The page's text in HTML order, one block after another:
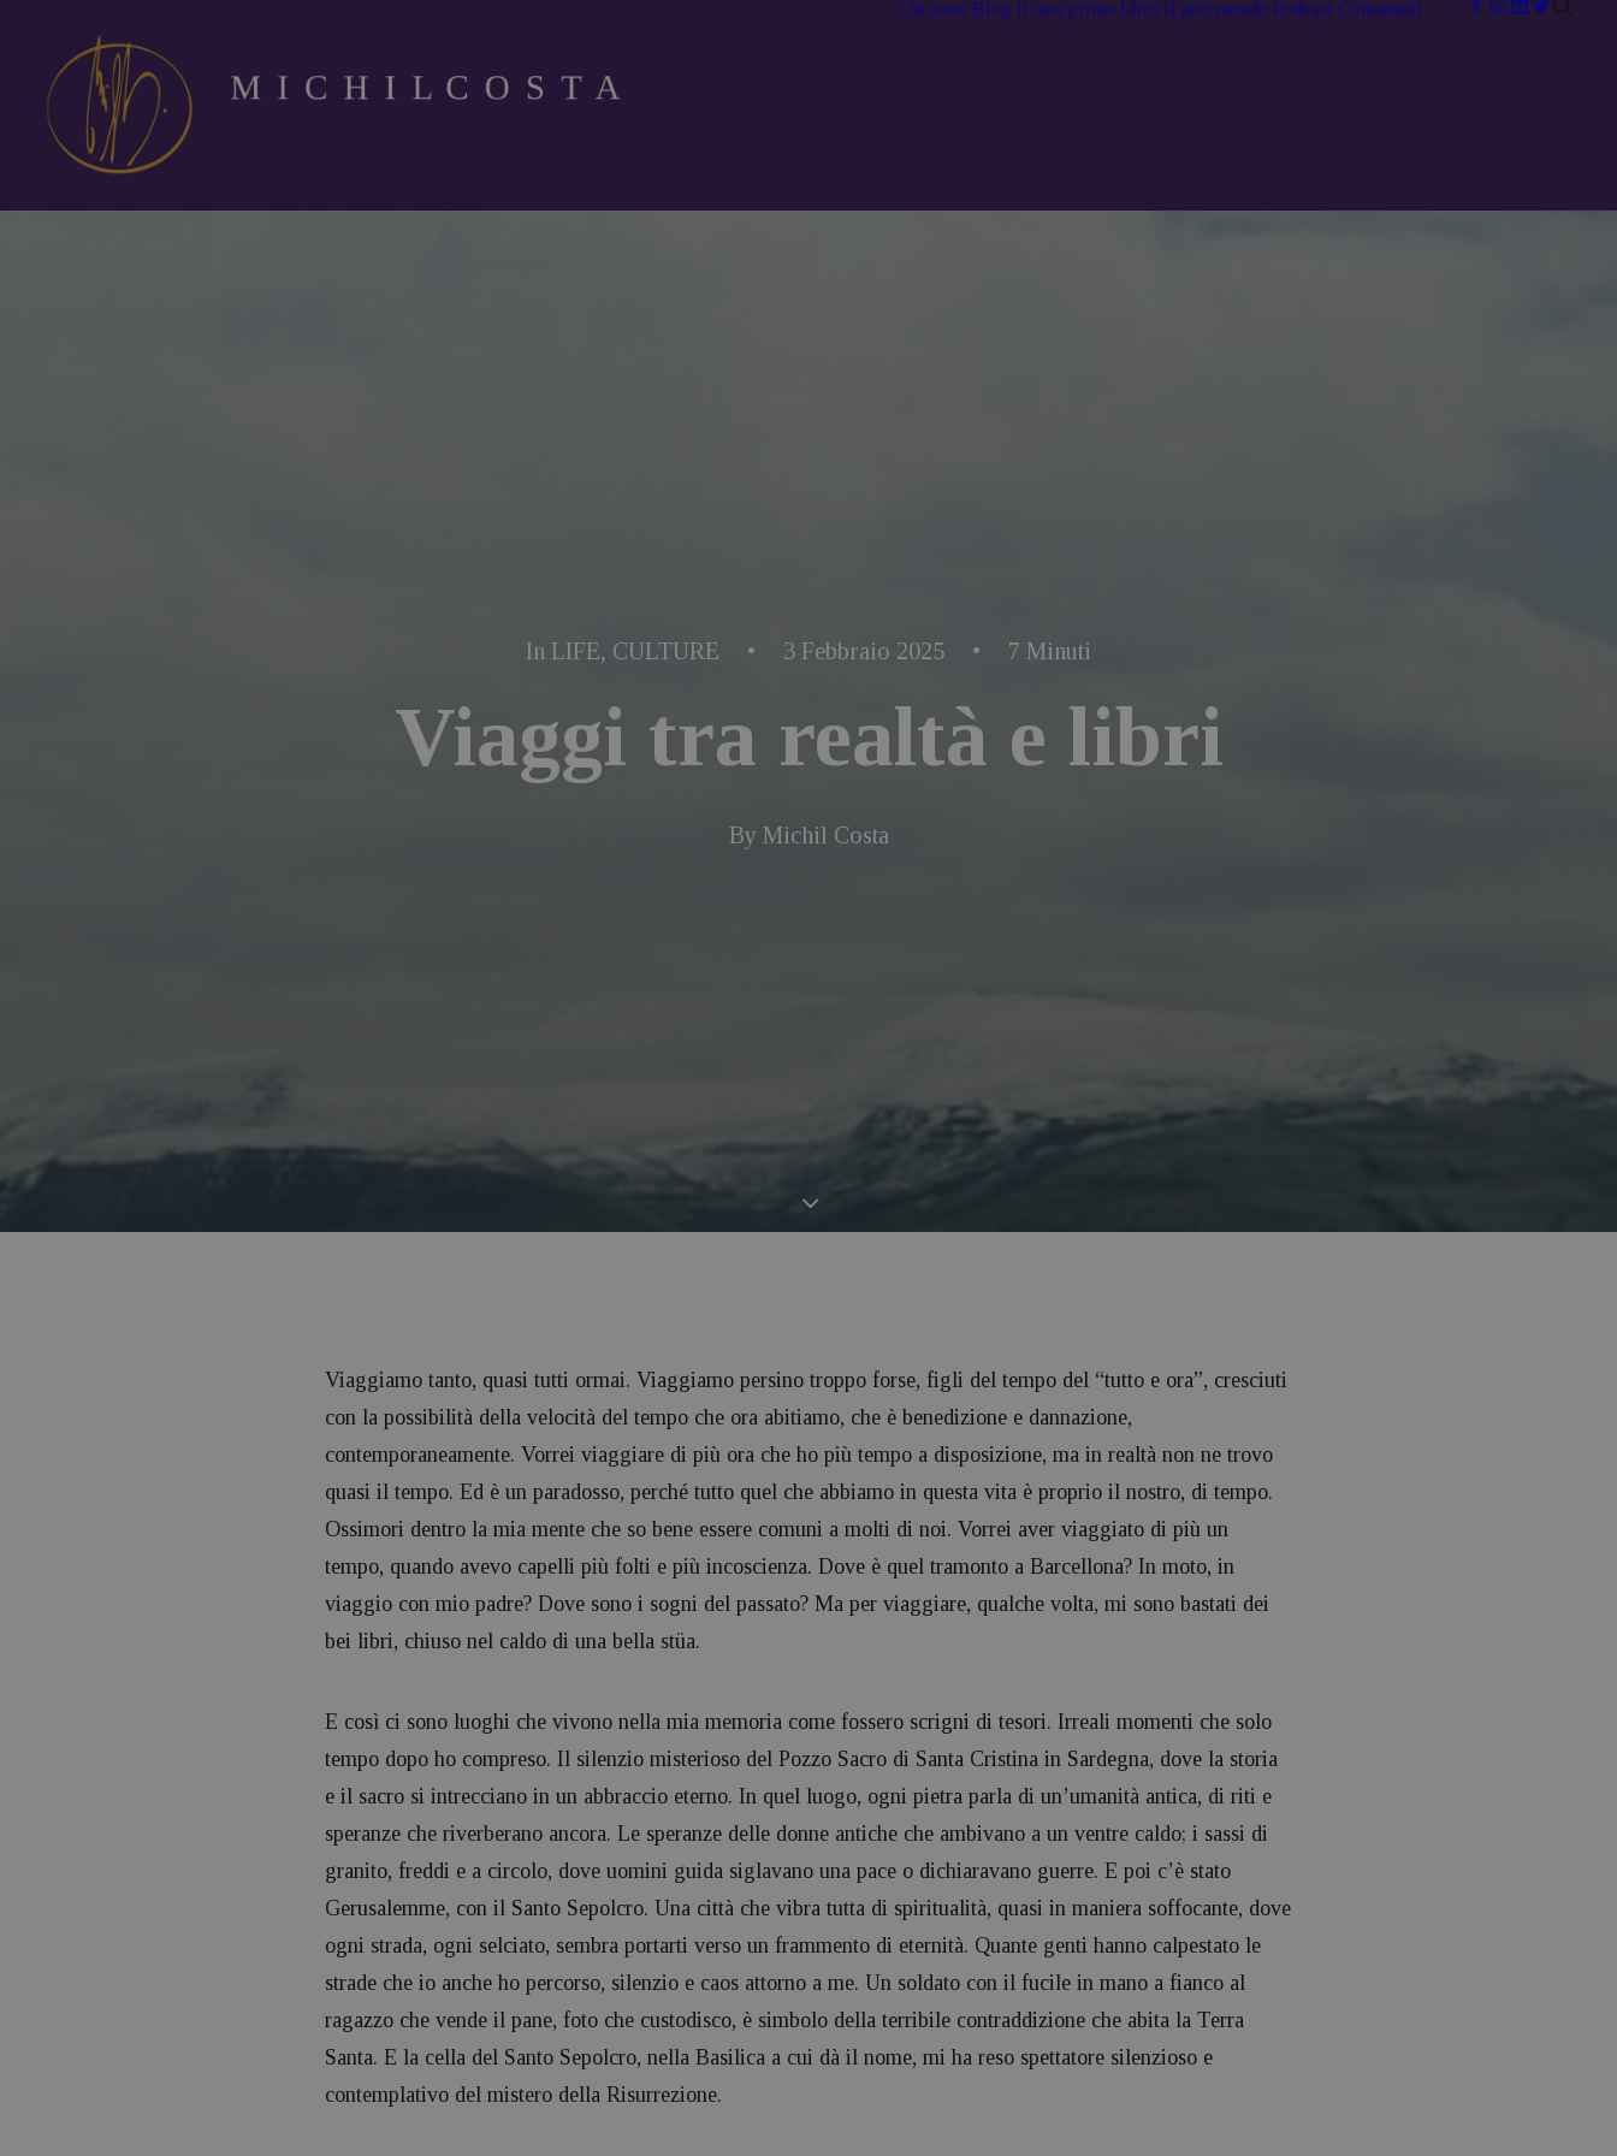
Chi sono Blog Il mio primo libro Il mio mondo Podcast Contattami
In LIFE, CULTURE • 3 Febbraio 2025 • 7 Minuti
Viaggi tra realtà e libri
By Michil Costa
Viaggiamo tanto, quasi tutti ormai. Viaggiamo persino troppo forse, figli del tempo del “tutto e ora”, cresciuti
con la possibilità della velocità del tempo che ora abitiamo, che è benedizione e dannazione,
contemporaneamente. Vorrei viaggiare di più ora che ho più tempo a disposizione, ma in realtà non ne trovo
quasi il tempo. Ed è un paradosso, perché tutto quel che abbiamo in questa vita è proprio il nostro, di tempo.
Ossimori dentro la mia mente che so bene essere comuni a molti di noi. Vorrei aver viaggiato di più un
tempo, quando avevo capelli più folti e più incoscienza. Dove è quel tramonto a Barcellona? In moto, in
viaggio con mio padre? Dove sono i sogni del passato? Ma per viaggiare, qualche volta, mi sono bastati dei
bei libri, chiuso nel caldo di una bella stüa.
E così ci sono luoghi che vivono nella mia memoria come fossero scrigni di tesori. Irreali momenti che solo
tempo dopo ho compreso. Il silenzio misterioso del Pozzo Sacro di Santa Cristina in Sardegna, dove la storia
e il sacro si intrecciano in un abbraccio eterno. In quel luogo, ogni pietra parla di un’umanità antica, di riti e
speranze che riverberano ancora. Le speranze delle donne antiche che ambivano a un ventre caldo; i sassi di
granito, freddi e a circolo, dove uomini guida siglavano una pace o dichiaravano guerre. E poi c’è stato
Gerusalemme, con il Santo Sepolcro. Una città che vibra tutta di spiritualità, quasi in maniera soffocante, dove
ogni strada, ogni selciato, sembra portarti verso un frammento di eternità. Quante genti hanno calpestato le
strade che io anche ho percorso, silenzio e caos attorno a me. Un soldato con il fucile in mano a fianco al
ragazzo che vende il pane, foto che custodisco, è simbolo della terribile contraddizione che abita la Terra
Santa. E la cella del Santo Sepolcro, nella Basilica a cui dà il nome, mi ha reso spettatore silenzioso e
contemplativo del mistero della Risurrezione.